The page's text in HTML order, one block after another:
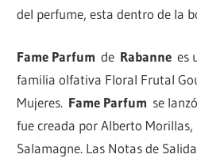
del perfume, esta dentro de la
Fame Parfum de Rabanne es
familia olfativa Floral Frutal
Mujeres. Fame Parfum se
fue creada por Alberto
Salamagne. Las Notas de